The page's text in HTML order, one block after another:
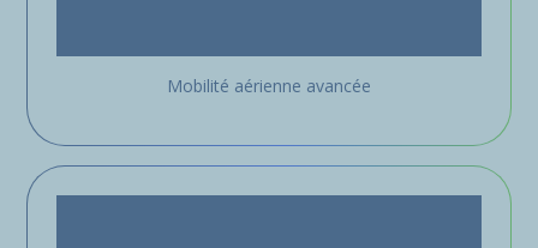
Mobilité aérienne avancée